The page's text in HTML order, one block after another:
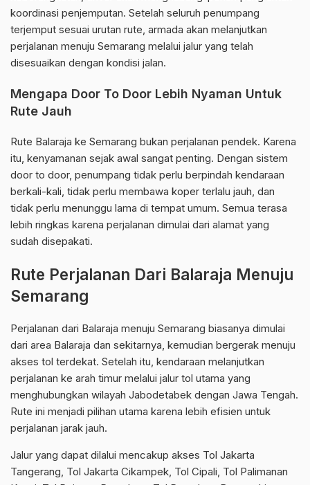
koordinasi penjemputan. Setelah seluruh penumpang
terjemput sesuai urutan rute, armada akan melanjutkan
perjalanan menuju Semarang melalui jalur yang telah
disesuaikan dengan kondisi jalan.
Mengapa Door To Door Lebih Nyaman Untuk
Rute Jauh
Rute Balaraja ke Semarang bukan perjalanan pendek. Karena
itu, kenyamanan sejak awal sangat penting. Dengan sistem
door to door, penumpang tidak perlu berpindah kendaraan
berkali-kali, tidak perlu membawa koper terlalu jauh, dan
tidak perlu menunggu lama di tempat umum. Semua terasa
lebih ringkas karena perjalanan dimulai dari alamat yang
sudah disepakati.
Rute Perjalanan Dari Balaraja Menuju
Semarang
Perjalanan dari Balaraja menuju Semarang biasanya dimulai
dari area Balaraja dan sekitarnya, kemudian bergerak menuju
akses tol terdekat. Setelah itu, kendaraan melanjutkan
perjalanan ke arah timur melalui jalur tol utama yang
menghubungkan wilayah Jabodetabek dengan Jawa Tengah.
Rute ini menjadi pilihan utama karena lebih efisien untuk
perjalanan jarak jauh.
Jalur yang dapat dilalui mencakup akses Tol Jakarta
Tangerang, Tol Jakarta Cikampek, Tol Cipali, Tol Palimanan